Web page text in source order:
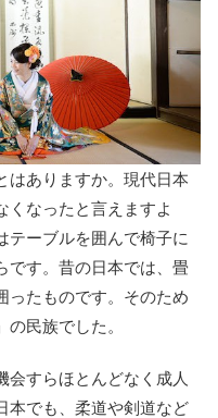
はありますか。現代日本
くなったと言えますよ
テーブルを囲んで椅子に
です。昔の日本では、畳
ったものです。そのため
民族でした。
会すらほとんどなく成人
本でも、柔道や剣道など